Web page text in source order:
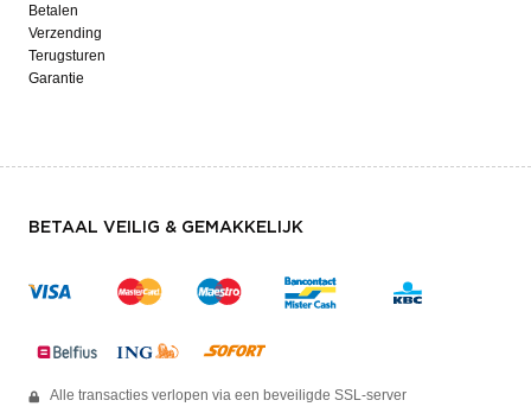
Betalen
Verzending
Terugsturen
Garantie
BETAAL VEILIG & GEMAKKELIJK
Alle transacties verlopen via een beveiligde SSL-server